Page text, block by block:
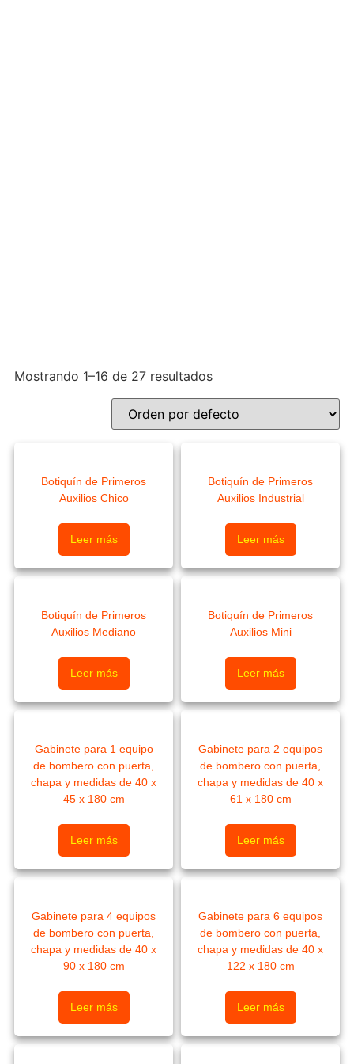
Mostrando 1–16 de 27 resultados
Botiquín de Primeros
Auxilios Chico
Leer más
Botiquín de Primeros
Auxilios Industrial
Leer más
Botiquín de Primeros
Auxilios Mediano
Leer más
Botiquín de Primeros
Auxilios Mini
Leer más
Gabinete para 1 equipo
de bombero con puerta,
chapa y medidas de 40 x
45 x 180 cm
Leer más
Gabinete para 2 equipos
de bombero con puerta,
chapa y medidas de 40 x
61 x 180 cm
Leer más
Gabinete para 4 equipos
de bombero con puerta,
chapa y medidas de 40 x
90 x 180 cm
Leer más
Gabinete para 6 equipos
de bombero con puerta,
chapa y medidas de 40 x
122 x 180 cm
Leer más